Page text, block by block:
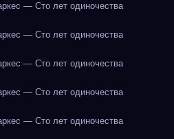
— Сто лет одиночества
— Сто лет одиночества
— Сто лет одиночества
— Сто лет одиночества
— Сто лет одиночества